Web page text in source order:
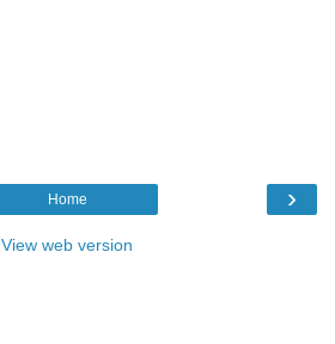
›
Home
View web version